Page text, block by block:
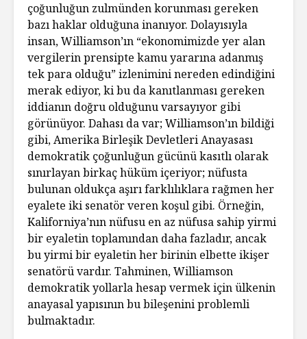
çoğunluğun zulmünden korunması gereken
bazı haklar olduğuna inanıyor. Dolayısıyla
insan, Williamson’ın “ekonomimizde yer alan
vergilerin prensipte kamu yararına adanmış
tek para olduğu” izlenimini nereden edindiğini
merak ediyor, ki bu da kanıtlanması gereken
iddianın doğru olduğunu varsayıyor gibi
görünüyor. Dahası da var; Williamson’ın bildiği
gibi, Amerika Birleşik Devletleri Anayasası
demokratik çoğunluğun gücünü kasıtlı olarak
sınırlayan birkaç hüküm içeriyor; nüfusta
bulunan oldukça aşırı farklılıklara rağmen her
eyalete iki senatör veren koşul gibi. Örneğin,
Kaliforniya’nın nüfusu en az nüfusa sahip yirmi
bir eyaletin toplamından daha fazladır, ancak
bu yirmi bir eyaletin her birinin elbette ikişer
senatörü vardır. Tahminen, Williamson
demokratik yollarla hesap vermek için ülkenin
anayasal yapısının bu bileşenini problemli
bulmaktadır.